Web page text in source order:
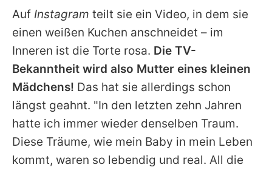
Auf Instagram teilt sie ein Video, in dem sie
einen weißen Kuchen anschneidet – im
Inneren ist die Torte rosa. Die TV-
Bekanntheit wird also Mutter eines kleinen
Mädchens! Das hat sie allerdings schon
längst geahnt. "In den letzten zehn Jahren
hatte ich immer wieder denselben Traum.
Diese Träume, wie mein Baby in mein Leben
kommt, waren so lebendig und real. All die